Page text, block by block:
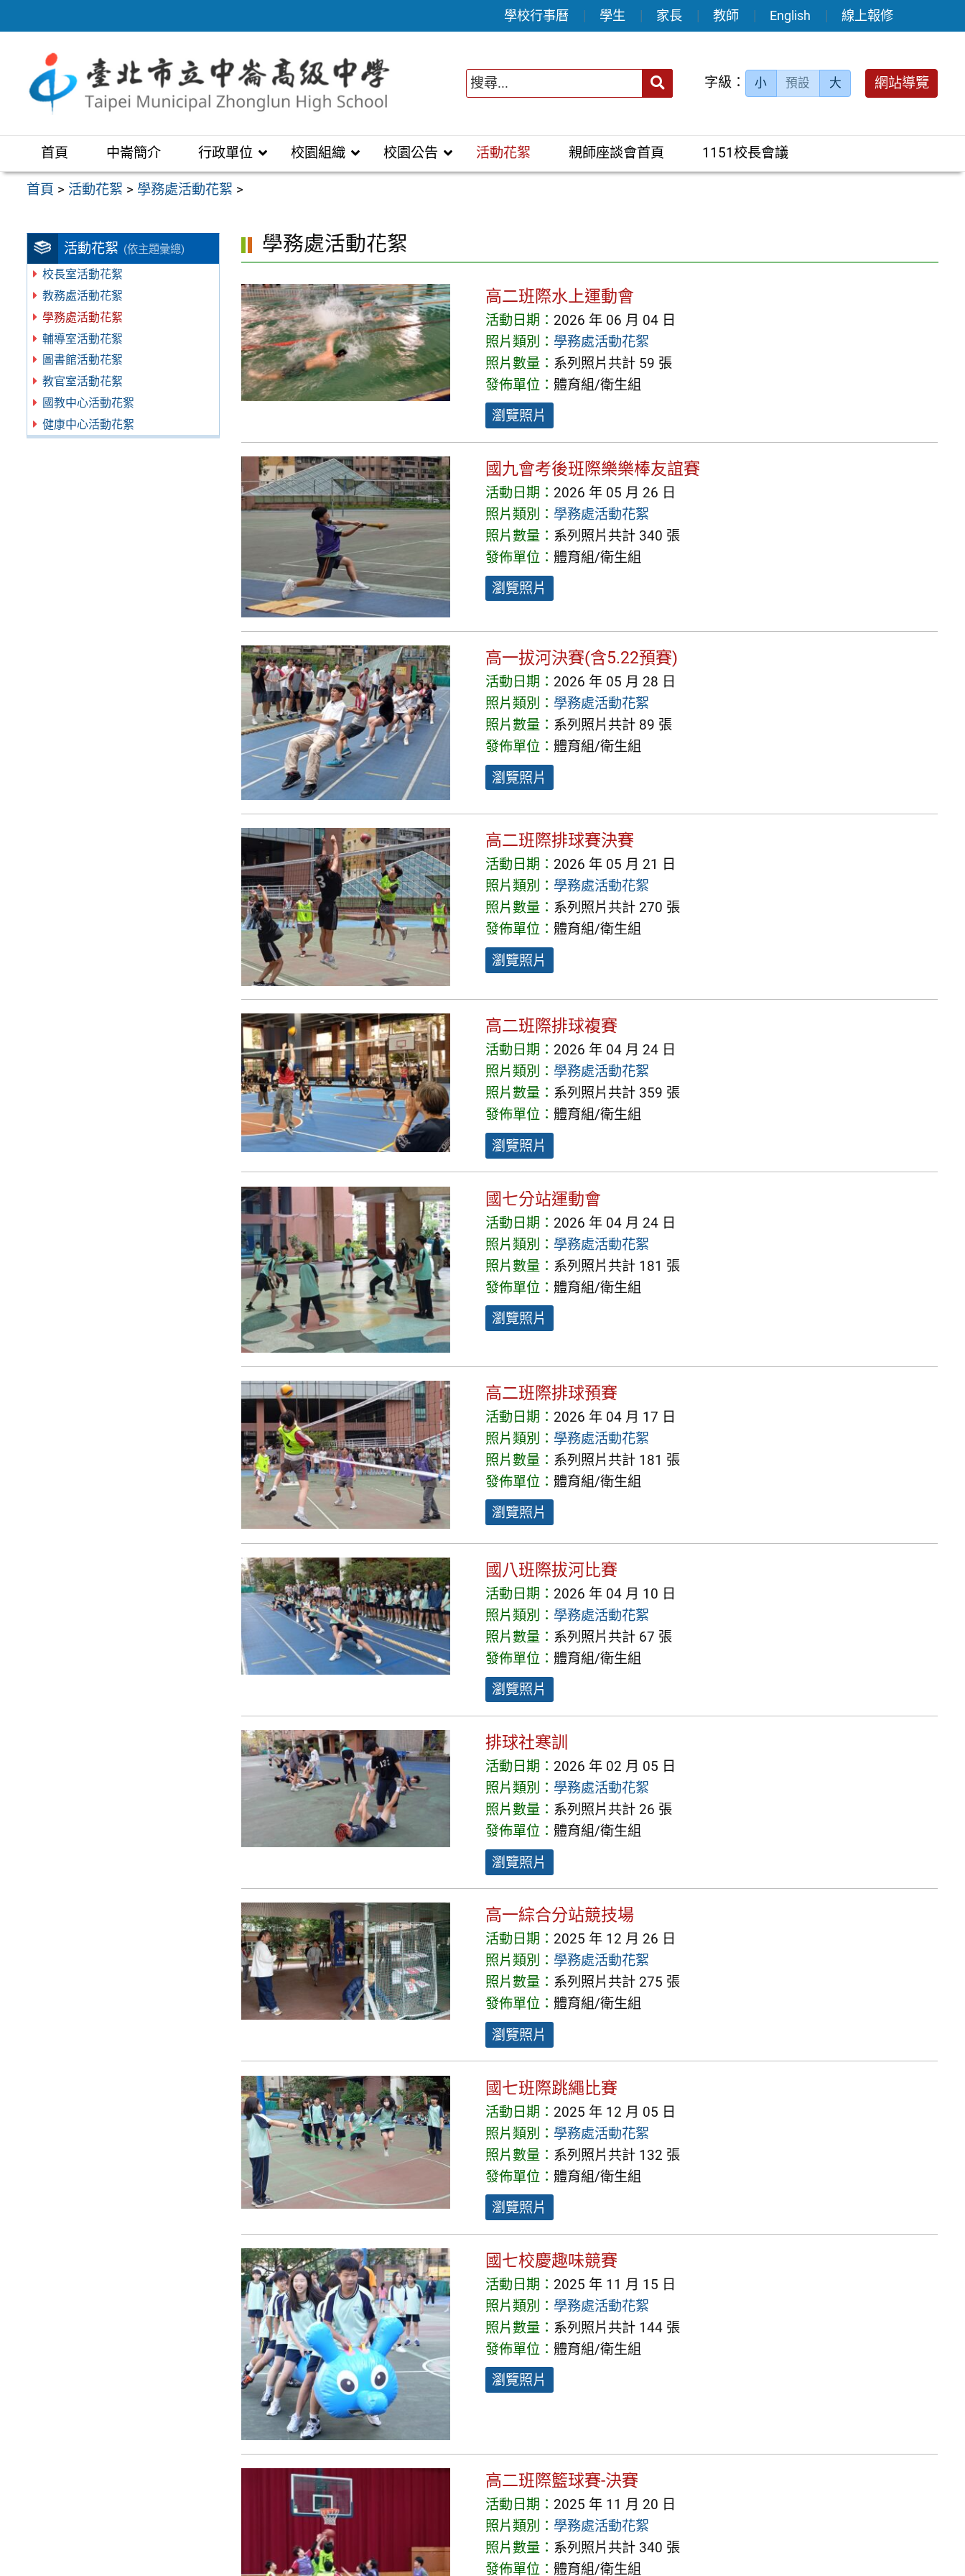
至
區
學校行事曆 學生 家長 教師 English 線上報修
送出 字級： 小 預設 大 網站導覽
首頁 中崙簡介 行政單位 校園組織 校園公告 活動花絮 親師座談會首頁 1151校長會議
首頁 > 活動花絮 > 學務處活動花絮 >
活動花絮 (依主題彙總)
校長室活動花絮
教務處活動花絮
學務處活動花絮
輔導室活動花絮
圖書館活動花絮
教官室活動花絮
國教中心活動花絮
健康中心活動花絮
學務處活動花絮
高二班際水上運動會
活動日期： 2026 年 06 月 04 日
照片類別： 學務處活動花絮
照片數量： 系列照片共計 59 張
發佈單位： 體育組/衛生組
瀏覽照片
國九會考後班際樂樂棒友誼賽
活動日期： 2026 年 05 月 26 日
照片類別： 學務處活動花絮
照片數量： 系列照片共計 340 張
發佈單位： 體育組/衛生組
瀏覽照片
高一拔河決賽(含5.22預賽)
活動日期： 2026 年 05 月 28 日
照片類別： 學務處活動花絮
照片數量： 系列照片共計 89 張
發佈單位： 體育組/衛生組
瀏覽照片
高二班際排球賽決賽
活動日期： 2026 年 05 月 21 日
照片類別： 學務處活動花絮
照片數量： 系列照片共計 270 張
發佈單位： 體育組/衛生組
瀏覽照片
高二班際排球複賽
活動日期： 2026 年 04 月 24 日
照片類別： 學務處活動花絮
照片數量： 系列照片共計 359 張
發佈單位： 體育組/衛生組
瀏覽照片
國七分站運動會
活動日期： 2026 年 04 月 24 日
照片類別： 學務處活動花絮
照片數量： 系列照片共計 181 張
發佈單位： 體育組/衛生組
瀏覽照片
高二班際排球預賽
活動日期： 2026 年 04 月 17 日
照片類別： 學務處活動花絮
照片數量： 系列照片共計 181 張
發佈單位： 體育組/衛生組
瀏覽照片
國八班際拔河比賽
活動日期： 2026 年 04 月 10 日
照片類別： 學務處活動花絮
照片數量： 系列照片共計 67 張
發佈單位： 體育組/衛生組
瀏覽照片
排球社寒訓
活動日期： 2026 年 02 月 05 日
照片類別： 學務處活動花絮
照片數量： 系列照片共計 26 張
發佈單位： 體育組/衛生組
瀏覽照片
高一綜合分站競技場
活動日期： 2025 年 12 月 26 日
照片類別： 學務處活動花絮
照片數量： 系列照片共計 275 張
發佈單位： 體育組/衛生組
瀏覽照片
國七班際跳繩比賽
活動日期： 2025 年 12 月 05 日
照片類別： 學務處活動花絮
照片數量： 系列照片共計 132 張
發佈單位： 體育組/衛生組
瀏覽照片
國七校慶趣味競賽
活動日期： 2025 年 11 月 15 日
照片類別： 學務處活動花絮
照片數量： 系列照片共計 144 張
發佈單位： 體育組/衛生組
瀏覽照片
高二班際籃球賽-決賽
活動日期： 2025 年 11 月 20 日
照片類別： 學務處活動花絮
照片數量： 系列照片共計 340 張
發佈單位： 體育組/衛生組